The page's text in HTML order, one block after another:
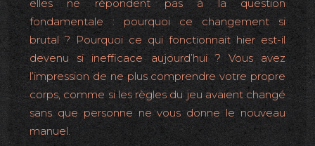
elles ne répondent pas à la question
fondamentale : pourquoi ce changement si
brutal ? Pourquoi ce qui fonctionnait hier est-il
devenu si inefficace aujourd’hui ? Vous avez
l’impression de ne plus comprendre votre propre
corps, comme si les règles du jeu avaient changé
sans que personne ne vous donne le nouveau
manuel.